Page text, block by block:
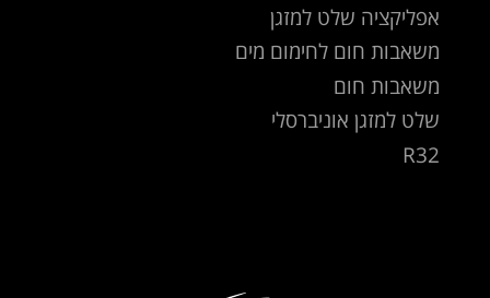
אפליקציה שלט למזגן
משאבות חום לחימום מים
משאבות חום
שלט למזגן אוניברסלי
R32